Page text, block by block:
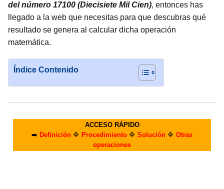
del número 17100 (Diecisiete Mil Cien), entonces has
llegado a la web que necesitas para que descubras qué
resultado se genera al calcular dicha operación
matemática.
Índice Contenido
ACCESO RÁPIDO
➡️ Definición 🔷 Procedimiento 🔷 Solución 🔷 Otras
operaciones